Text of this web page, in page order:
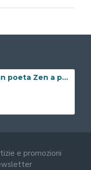
Diario di un poeta Zen a passeggio per Roma ( Libro Digitale )
e promozioni